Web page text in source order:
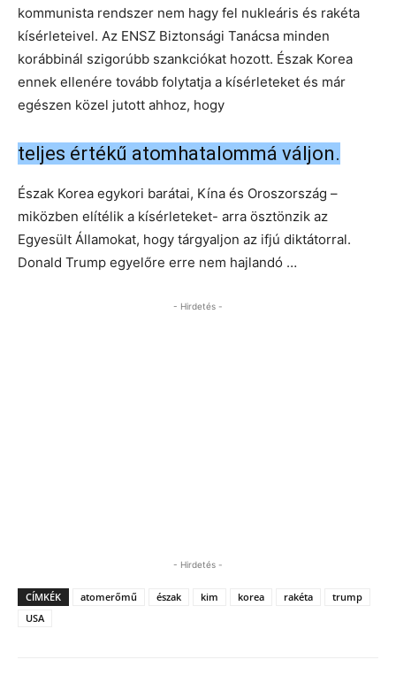
kommunista rendszer nem hagy fel nukleáris és rakéta
kísérleteivel. Az ENSZ Biztonsági Tanácsa minden
korábbinál szigorúbb szankciókat hozott. Észak Korea
ennek ellenére tovább folytatja a kísérleteket és már
egészen közel jutott ahhoz, hogy
teljes értékű atomhatalommá váljon.
Észak Korea egykori barátai, Kína és Oroszország –
miközben elítélik a kísérleteket- arra ösztönzik az
Egyesült Államokat, hogy tárgyaljon az ifjú diktátorral.
Donald Trump egyelőre erre nem hajlandó …
- Hirdetés -
- Hirdetés -
CÍMKÉK atomerőmű észak kim korea rakéta
trump
USA